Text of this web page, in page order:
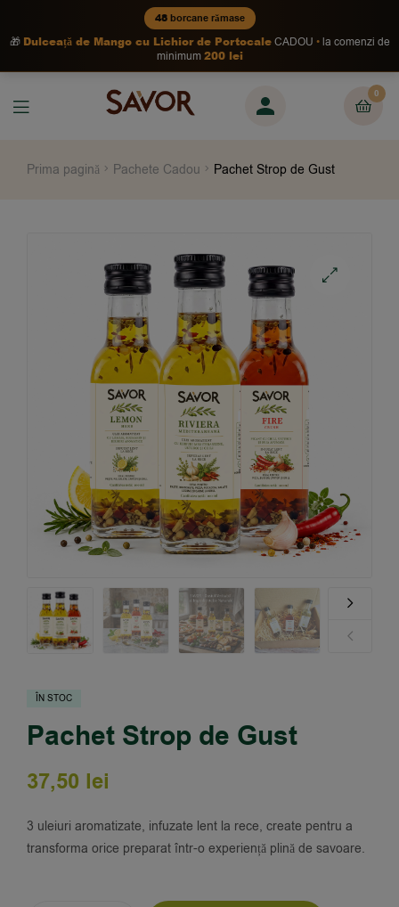
48borcane rămase
🎁 Dulceață de Mango cu Lichior de PortocaleCADOU
la comenzi de
minimum200 lei
0
Prima pagină Pachete Cadou Pachet Strop de Gust
ÎN STOC
Pachet Strop de Gust
37,50 lei
3 uleiuri aromatizate, infuzate lent la rece, create pentru a
transforma orice preparat într-o experiență plină de savoare.